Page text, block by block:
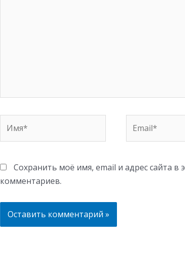
Сохранить моё имя, email и адрес сайта
комментариев.